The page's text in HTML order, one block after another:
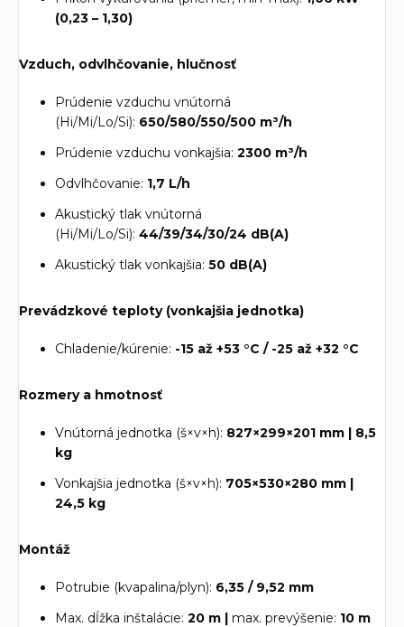
(0,23 – 1,30)
Vzduch, odvlhčovanie, hlučnosť
Prúdenie vzduchu vnútorná
(Hi/Mi/Lo/Si): 650/580/550/500 m³/h
Prúdenie vzduchu vonkajšia: 2300 m³/h
Odvlhčovanie: 1,7 L/h
Akustický tlak vnútorná
(Hi/Mi/Lo/Si): 44/39/34/30/24 dB(A)
Akustický tlak vonkajšia: 50 dB(A)
Prevádzkové teploty (vonkajšia jednotka)
Chladenie/kúrenie: -15 až +53 °C / -25 až +32 °C
Rozmery a hmotnosť
Vnútorná jednotka (š×v×h): 827×299×201 mm | 8,5
kg
Vonkajšia jednotka (š×v×h): 705×530×280 mm |
24,5 kg
Montáž
Potrubie (kvapalina/plyn): 6,35 / 9,52 mm
Max. dĺžka inštalácie: 20 m | max. prevýšenie: 10 m